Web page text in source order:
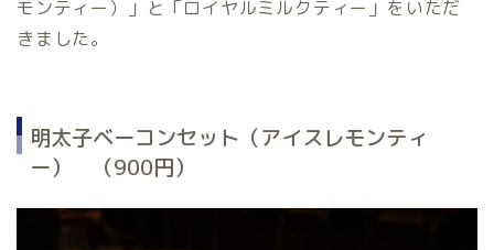
モンティー）」と「ロイヤルミルクティー」をいただ
きました。
明太子ベーコンセット（アイスレモンティ
ー） （900円）